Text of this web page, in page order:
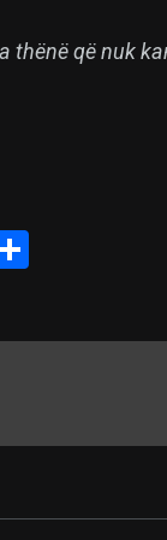
thënë që nuk